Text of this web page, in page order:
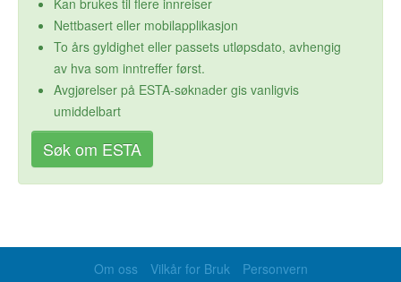
Kan brukes til flere innreiser
Nettbasert eller mobilapplikasjon
To års gyldighet eller passets utløpsdato, avhengig
av hva som inntreffer først.
Avgjørelser på ESTA-søknader gis vanligvis
umiddelbart
Søk om ESTA
Om oss Vilkår for Bruk Personvern